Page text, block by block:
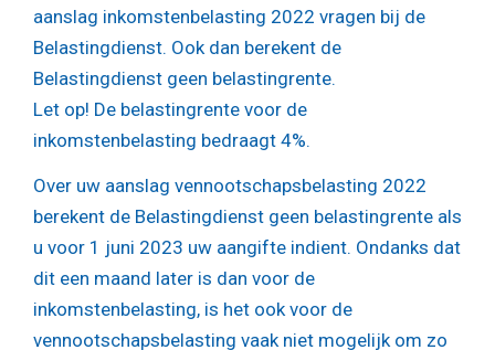
aanslag inkomstenbelasting 2022 vragen bij de
Belastingdienst. Ook dan berekent de
Belastingdienst geen belastingrente.
Let op! De belastingrente voor de
inkomstenbelasting bedraagt 4%.
Over uw aanslag vennootschapsbelasting 2022
berekent de Belastingdienst geen belastingrente als
u voor 1 juni 2023 uw aangifte indient. Ondanks dat
dit een maand later is dan voor de
inkomstenbelasting, is het ook voor de
vennootschapsbelasting vaak niet mogelijk om zo